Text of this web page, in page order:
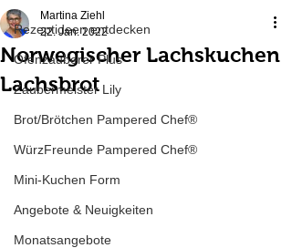
Rezeptideen entdecken
Ofenzauberer Plus
Zaubermeister Lily
Brot/Brötchen Pampered Chef®
WürzFreunde Pampered Chef®
Mini-Kuchen Form
Angebote & Neuigkeiten
Monatsangebote
Norwegischer Lachskuchen
Lachsbrot
Martina Ziehl
22. Jan. 2022